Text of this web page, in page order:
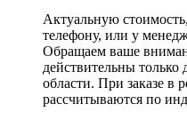
Актуальную
телефону, или у
Обращаем ваше
действительны только
области. При заказе
рассчитываются по